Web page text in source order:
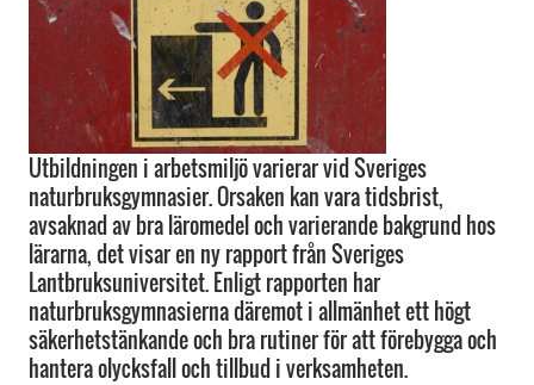
Utbildningen i arbetsmiljö varierar vid Sveriges
naturbruksgymnasier. Orsaken kan vara tidsbrist,
avsaknad av bra läromedel och varierande bakgrund hos
lärarna, det visar en ny rapport från Sveriges
Lantbruksuniversitet. Enligt rapporten har
naturbruksgymnasierna däremot i allmänhet ett högt
säkerhetstänkande och bra rutiner för att förebygga och
hantera olycksfall och tillbud i verksamheten.